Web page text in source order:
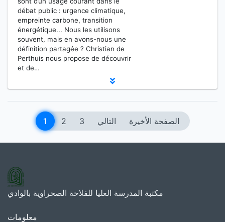
débat public : urgence climatique,
empreinte carbone, transition
énergétique... Nous les utilisons
souvent, mais en avons-nous une
définition partagée ? Christian de
Perthuis nous propose de découvrir
et de…
1 2 3 التالي الصفحة الأخيرة
مكتبة المدرسة العليا للفلاحة الصحراوية بالوادي
معلومات